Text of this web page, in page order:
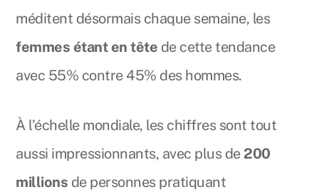
méditent désormais chaque semaine, les
femmes étant en tête de cette tendance
avec 55% contre 45% des hommes.
À l’échelle mondiale, les chiffres sont tout
aussi impressionnants, avec plus de 200
millions de personnes pratiquant